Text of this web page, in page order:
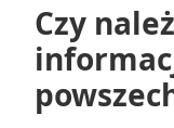
Czy